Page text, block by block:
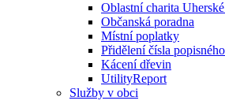
Oblastní charita
Občanská poradna
Místní poplatky
Přidělení čísla
Kácení dřevin
UtilityReport
Služby v obci